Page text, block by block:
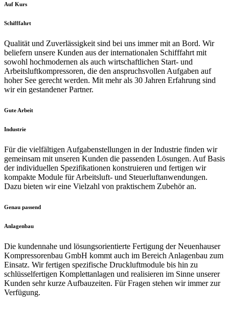
Auf Kurs
Schifffahrt
Qualität und Zuverlässigkeit sind bei uns immer mit an Bord. Wir
beliefern unsere Kunden aus der internationalen Schifffahrt mit
sowohl hochmodernen als auch wirtschaftlichen Start- und
Arbeitsluftkompressoren, die den anspruchsvollen Aufgaben auf
hoher See gerecht werden. Mit mehr als 30 Jahren Erfahrung sind
wir ein gestandener Partner.
Gute Arbeit
Industrie
Für die vielfältigen Aufgabenstellungen in der Industrie finden wir
gemeinsam mit unseren Kunden die passenden Lösungen. Auf Basis
der individuellen Spezifikationen konstruieren und fertigen wir
kompakte Module für Arbeitsluft- und Steuerluftanwendungen.
Dazu bieten wir eine Vielzahl von praktischem Zubehör an.
Genau passend
Anlagenbau
Die kundennahe und lösungsorientierte Fertigung der Neuenhauser
Kompressorenbau GmbH kommt auch im Bereich Anlagenbau zum
Einsatz. Wir fertigen spezifische Druckluftmodule bis hin zu
schlüsselfertigen Komplettanlagen und realisieren im Sinne unserer
Kunden sehr kurze Aufbauzeiten. Für Fragen stehen wir immer zur
Verfügung.